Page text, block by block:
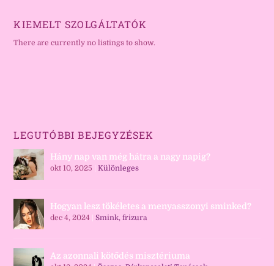
KIEMELT SZOLGÁLTATÓK
There are currently no listings to show.
LEGUTÓBBI BEJEGYZÉSEK
Hány nap van még hátra a nagy napig?
okt 10, 2025 |Különleges
Hogyan lesz tökéletes a menyasszonyi sminked?
dec 4, 2024 |Smink, frizura
Az azonnali kötődés misztériuma